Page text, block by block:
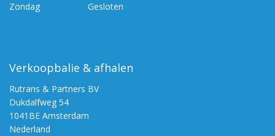
Zondag
Gesloten
Verkoopbalie & afhalen
Rutrans & Partners BV
Dukdalfweg 54
1041BE Amsterdam
Nederland